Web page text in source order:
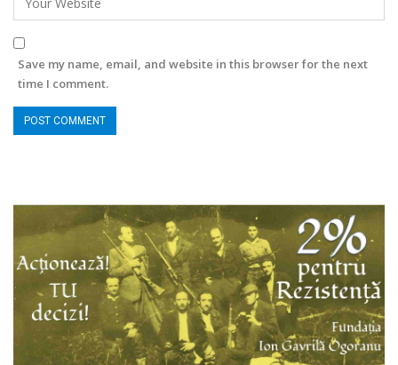
Save my name, email, and website in this browser for the next
time I comment.